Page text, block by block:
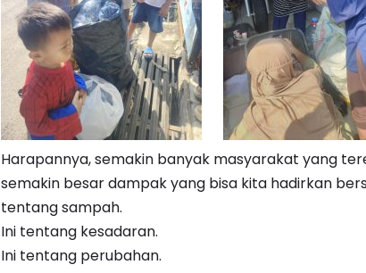
Harapannya, semakin banyak masyarakat yang
semakin besar dampak yang bisa kita hadirkan
tentang sampah.
Ini tentang kesadaran.
Ini tentang perubahan.